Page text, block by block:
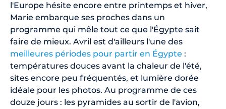
l'Europe hésite encore entre printemps et hiver,
Marie embarque ses proches dans un
programme qui mêle tout ce que l'Égypte sait
faire de mieux. Avril est d'ailleurs l'une des
meilleures périodes pour partir en Égypte :
températures douces avant la chaleur de l'été,
sites encore peu fréquentés, et lumière dorée
idéale pour les photos. Au programme de ces
douze jours : les pyramides au sortir de l'avion,